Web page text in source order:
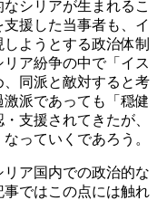
シリアが生まれるこ
援した当事者も、イ
ようとする政治体制
ア紛争の中で「イス
同派と敵対すると考
派であっても「穏健
支援されてきたが、
っていくであろう。
ア国内での政治的な
ではこの点には触れ